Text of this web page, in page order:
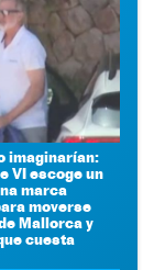
imaginarían:
VI escoge un
marca
moverse
Mallorca y
cuesta